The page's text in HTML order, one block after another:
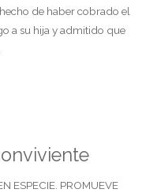
de haber cobrado el
a su hija y admitido que
ESPECIE. PROMUEVE